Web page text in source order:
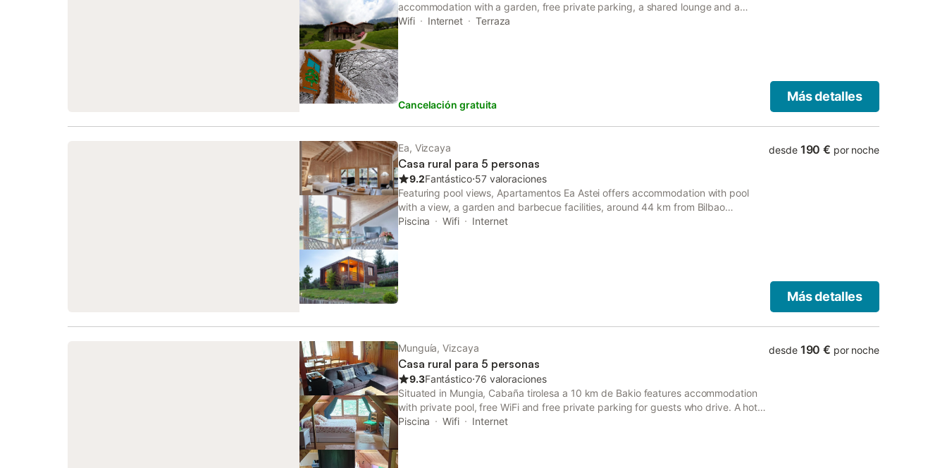
accommodation with a garden, free private parking, a shared lounge and a
terrace. Offering a bar, the property is located within 32 km of Abando Train
Wifi Internet Terraza
Cancelación gratuita
Más detalles
Ea, Vizcaya
Casa rural para 5 personas
9.2Fantástico⋅57 valoraciones
Featuring pool views, Apartamentos Ea Astei offers accommodation with pool
with a view, a garden and barbecue facilities, around 44 km from Bilbao
Cathedral. There is a private entrance at the country house for the convenience
Piscina Wifi Internet
desde 190 € por noche
Más detalles
Munguía, Vizcaya
Casa rural para 5 personas
9.3Fantástico⋅76 valoraciones
Situated in Mungia, Cabaña tirolesa a 10 km de Bakio features accommodation
with private pool, free WiFi and free private parking for guests who drive. A hot
tub is available for guests.
Piscina Wifi Internet
desde 190 € por noche